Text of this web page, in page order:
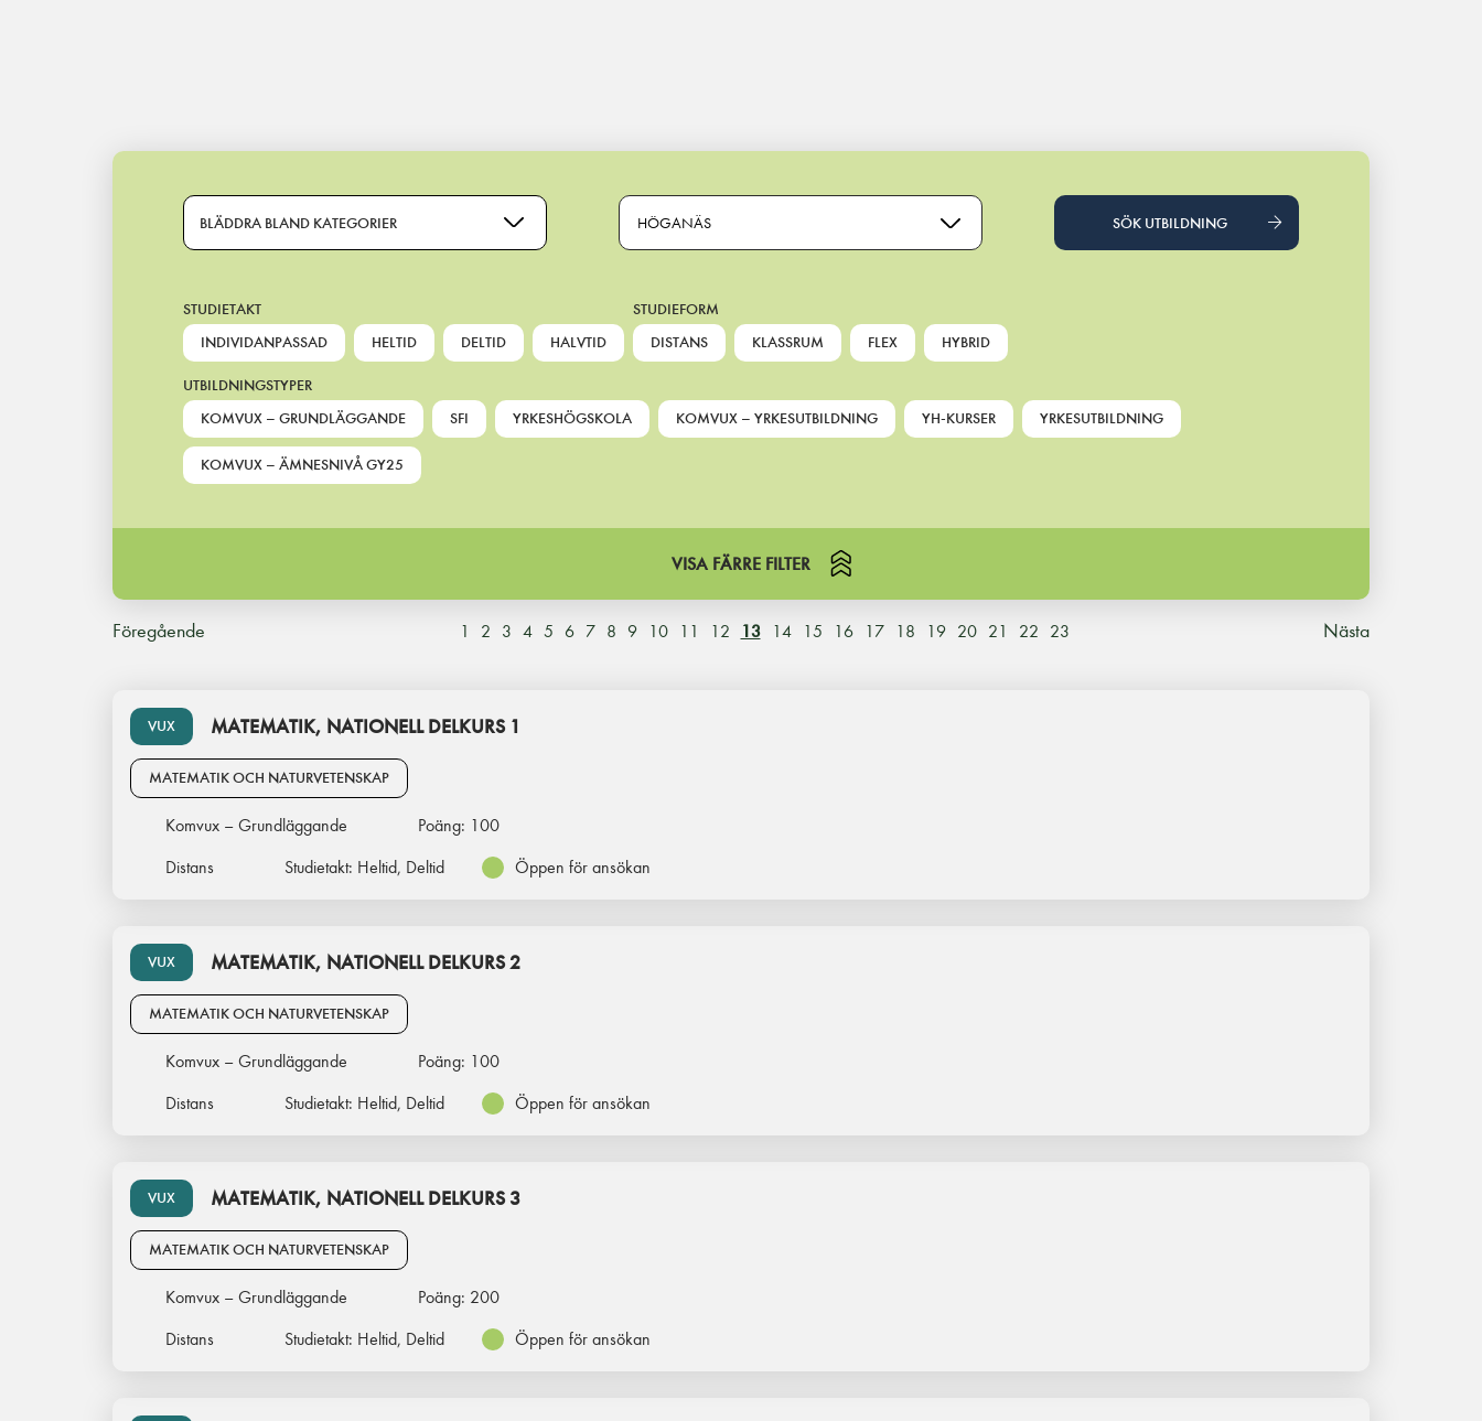
Main Navigation
BLÄDDRA BLAND KATEGORIER HÖGANÄS SÖK UTBILDNING
STUDIETAKT
INDIVIDANPASSAD
HELTID DELTID HALVTID
STUDIEFORM
DISTANS
KLASSRUM FLEX HYBRID
UTBILDNINGSTYPER
KOMVUX – GRUNDLÄGGANDE
SFI YRKESHÖGSKOLA KOMVUX – YRKESUTBILDNING YH-KURSER YRKESUTBILDNING
KOMVUX – ÄMNESNIVÅ GY25
VISA FÄRRE FILTER
Föregående 1 2 3 4 5 6 7 8 9 10 11 12 13 14 15 16 17 18 19 20 21 22 23 Nästa
VUX MATEMATIK, NATIONELL DELKURS 1
MATEMATIK OCH NATURVETENSKAP
Komvux – Grundläggande Poäng: 100
Distans
Studietakt: Heltid, Deltid Öppen för ansökan
VUX MATEMATIK, NATIONELL DELKURS 2
MATEMATIK OCH NATURVETENSKAP
Komvux – Grundläggande Poäng: 100
Distans
Studietakt: Heltid, Deltid Öppen för ansökan
VUX MATEMATIK, NATIONELL DELKURS 3
MATEMATIK OCH NATURVETENSKAP
Komvux – Grundläggande Poäng: 200
Distans
Studietakt: Heltid, Deltid Öppen för ansökan